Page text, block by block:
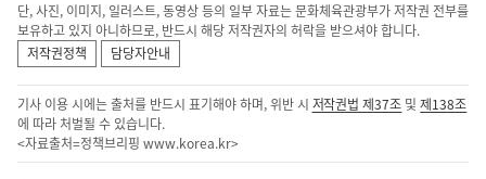
단, 사진, 이미지, 일러스트, 동영상 등의 일부 자료는 문화체육관광부가 저작권 전부를
보유하고 있지 아니하므로, 반드시 해당 저작권자의 허락을 받으셔야 합니다.
저작권정책
담당자안내
기사 이용 시에는 출처를 반드시 표기해야 하며, 위반 시 저작권법 제37조 및제138조
에 따라 처벌될 수 있습니다.
<자료출처=정책브리핑 www.korea.kr>